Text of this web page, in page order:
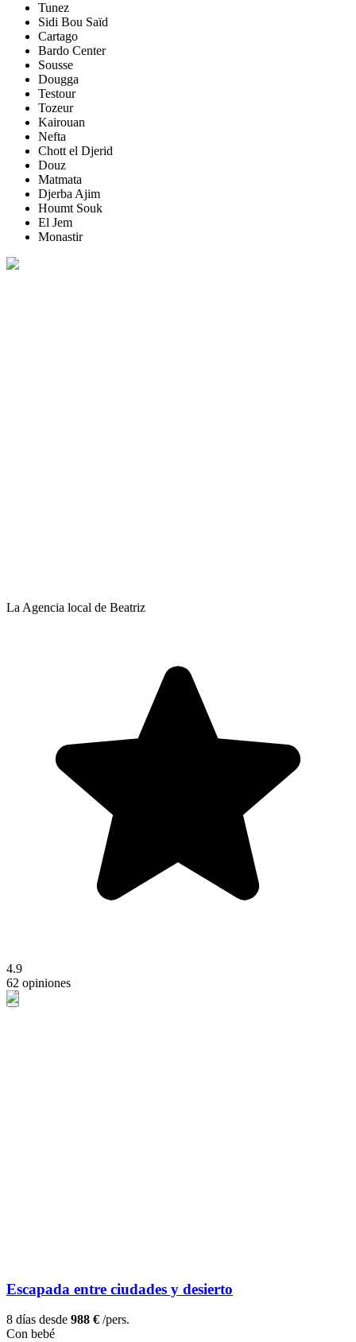
Tunez
Sidi Bou Saïd
Cartago
Bardo Center
Sousse
Dougga
Testour
Tozeur
Kairouan
Nefta
Chott el Djerid
Douz
Matmata
Djerba Ajim
Houmt Souk
El Jem
Monastir
La Agencia local de Beatriz
4.9
62 opiniones
Escapada entre ciudades y desierto
8 días desde 988 € /pers.
Con bebé